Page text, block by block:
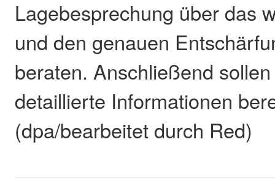
Lagebesprechung über das
und den genauen
beraten. Anschließend
detaillierte Informationen
(dpa/bearbeitet durch Red)